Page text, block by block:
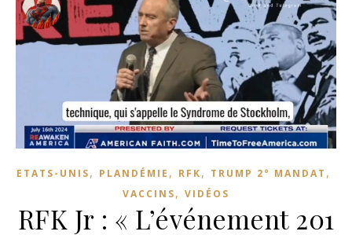
ETATS-UNIS, PLANDÉMIE , RFK, TRUMP 2° MANDAT ,
VACCINS, VIDÉOS
RFK Jr : « L’événement 201